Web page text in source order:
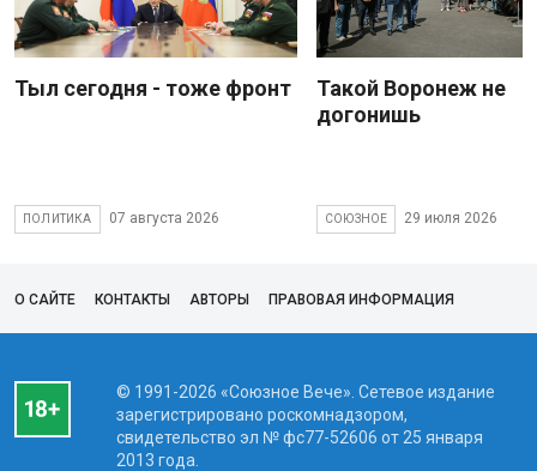
Тыл сегодня - тоже фронт
ПОЛИТИКА 07 августа 2026
Такой Воронеж не
догонишь
СОЮЗНОЕ 29 июля 2026
О САЙТЕ КОНТАКТЫ АВТОРЫ ПРАВОВАЯ ИНФОРМАЦИЯ
© 1991-2026 «Союзное Вече». Сетевое издание
зарегистрировано роскомнадзором,
свидетельство эл № фc77-52606 от 25 января
2013 года.